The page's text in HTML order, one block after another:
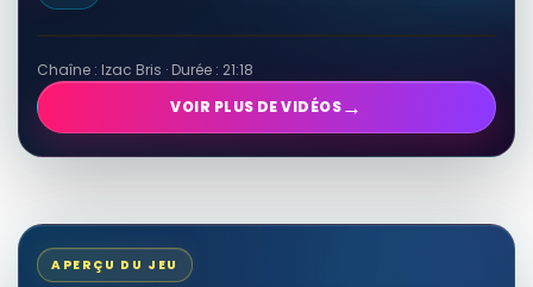
Chaîne : Izac Bris · Durée : 21:18
VOIR PLUS DE VIDÉOS→
APERÇU DU JEU